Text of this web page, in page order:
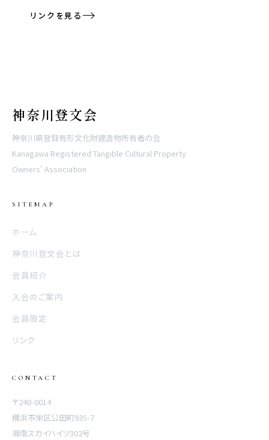
リンクを見る
神奈川登文会
神奈川県登録有形文化財建造物所有者の会
Kanagawa Registered Tangible Cultural Property
Owners' Association
SITEMAP
ホーム
神奈川登文会とは
会員紹介
入会のご案内
会員限定
リンク
CONTACT
〒240-0014
横浜市栄区公田町935-7
湘南スカイハイツ302号